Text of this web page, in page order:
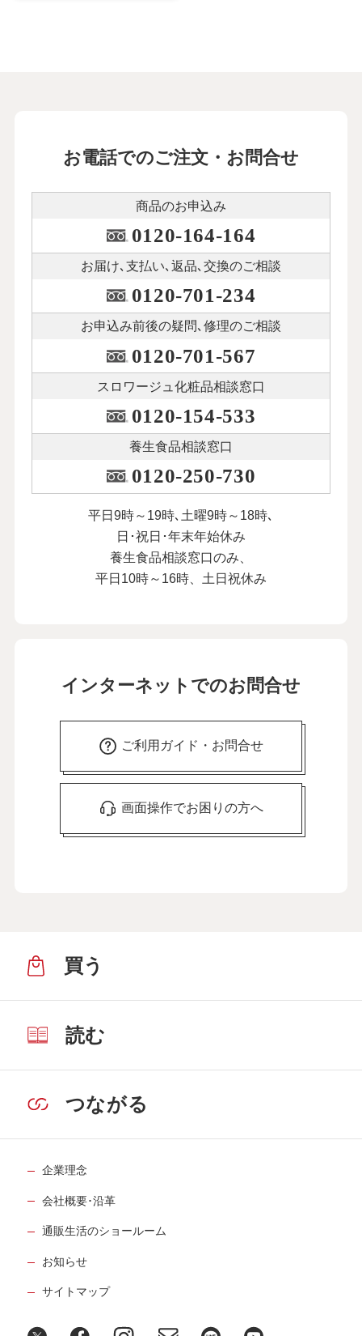
お電話でのご注文・お問合せ
商品のお申込み
0120-164-164
お届け､支払い､ 返品､交換のご相談
0120-701-234
お申込み前後の疑問､修理のご相談
0120-701-567
スロワージュ化粧品相談窓口
0120-154-533
養生食品相談窓口
0120-250-730
平日9時～19時､土曜9時～18時､
日･祝日･年末年始休み
養生食品相談窓口のみ、
平日10時～16時、土日祝休み
インターネットでのお問合せ
ご利用ガイド・お問合せ
画面操作でお困りの方へ
買う
読む
つながる
企業理念
会社概要･沿革
通販生活のショールーム
お知らせ
サイトマップ